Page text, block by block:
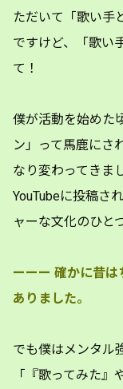
ただいて「歌い手
ですけど、「歌い
て！
僕が活動を始めた
ン」って馬鹿にさ
なり変わってきま
YouTubeに投稿さ
ャーな文化のひと
ーーー 確かに昔は
ありました。
でも僕はメンタル
「『歌ってみた